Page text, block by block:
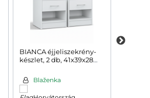
BIANCA éjjeliszekrény-
készlet, 2 db, 41x39x28
Blaženka